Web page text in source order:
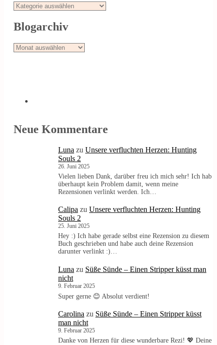
Stöbern
Blogarchiv
Blogarchiv
Neue Kommentare
Luna zu Unsere verfluchten Herzen: Hunting
Souls 2
26. Juni 2025
Vielen lieben Dank, darüber freu ich mich sehr! Ich hab
überhaupt kein Problem damit, wenn meine
Rezensionen verlinkt werden. Ich…
Calipa zu Unsere verfluchten Herzen: Hunting
Souls 2
25. Juni 2025
Hey :) Ich habe gerade selbst eine Rezension zu diesem
Buch geschrieben und habe auch deine Rezension
darunter verlinkt :)…
Luna zu Süße Sünde – Einen Stripper küsst man
nicht
9. Februar 2025
Super gerne 😊 Absolut verdient!
Carolina zu Süße Sünde – Einen Stripper küsst
man nicht
9. Februar 2025
Danke von Herzen für diese wunderbare Rezi! 💖 Deine